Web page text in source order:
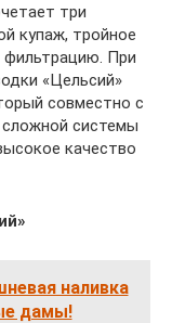
три
купаж, тройное
фильтрацию. При
«Цельсий»
совместно с
системы
качество
наливка
дамы!